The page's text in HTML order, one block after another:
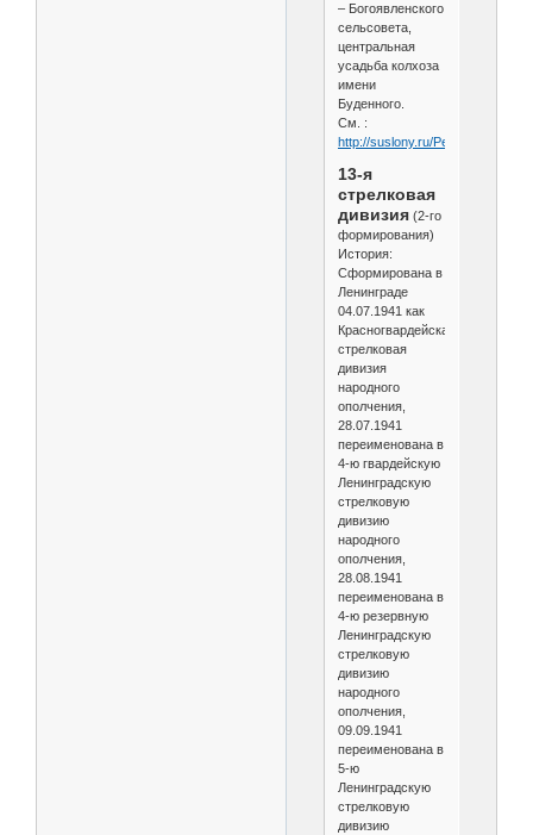
– Богоявленского
сельсовета,
центральная
усадьба колхоза
имени
Буденного.
См. :
http://suslony.ru/Penzagebiet/
13-я
стрелковая
дивизия(2-го
формирования)
История:
Сформирована в
Ленинграде
04.07.1941 как
Красногвардейская
стрелковая
дивизия
народного
ополчения,
28.07.1941
переименована в
4-ю гвардейскую
Ленинградскую
стрелковую
дивизию
народного
ополчения,
28.08.1941
переименована в
4-ю резервную
Ленинградскую
стрелковую
дивизию
народного
ополчения,
09.09.1941
переименована в
5-ю
Ленинградскую
стрелковую
дивизию